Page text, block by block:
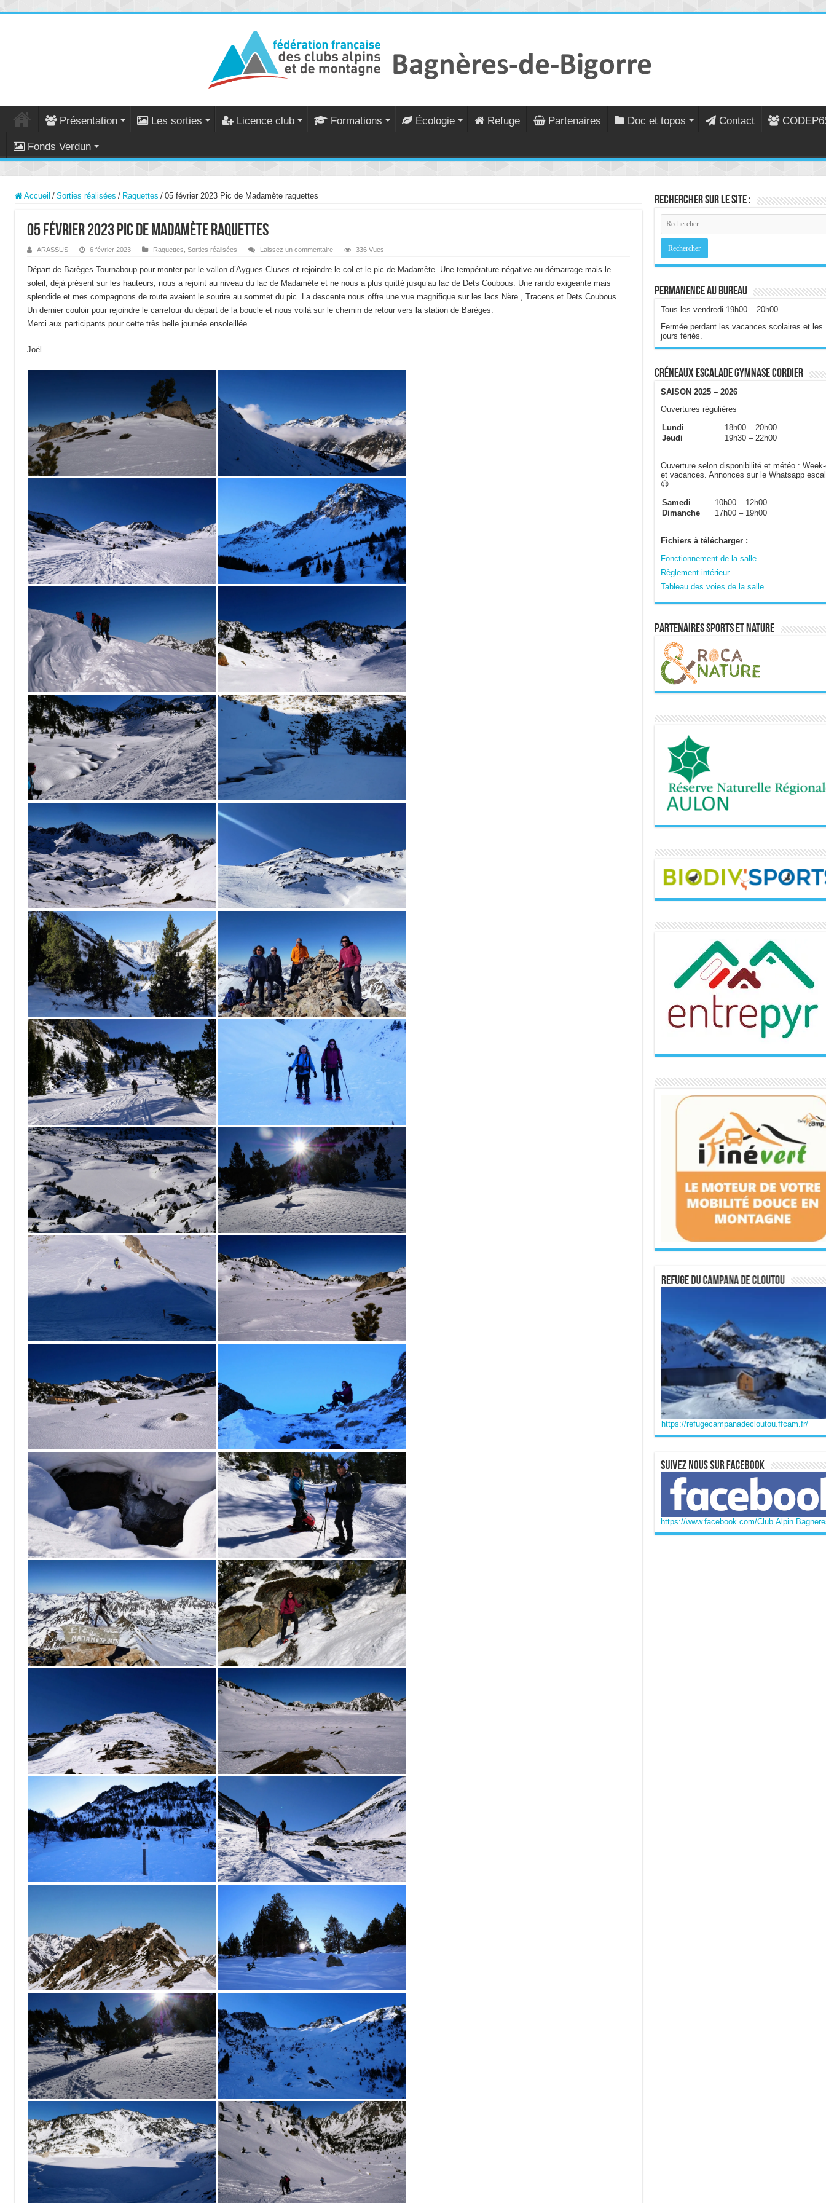
Présentation Les sorties Licence club Formations Écologie Refuge Partenaires Doc et topos Contact
Fonds Verdun
Accueil / Sorties réalisées / Raquettes / 05 février 2023 Pic de Madamète raquettes
05 février 2023 Pic de Madamète raquettes
ARASSUS 6 février 2023 Raquettes Sorties réalisées Laissez un commentaire 336 Vues
Départ de Barèges Tournaboup pour monter par le vallon d’Aygues Cluses et rejoindre le col et le pic de Madamète. Une température négative au démarrage mais le
soleil, déjà présent sur les hauteurs, nous a rejoint au niveau du lac de Madamète et ne nous a plus quitté jusqu’au lac de Dets Coubous. Une rando exigeante mais
splendide et mes compagnons de route avaient le sourire au sommet du pic. La descente nous offre une vue magnifique sur les lacs Nère , Tracens et Dets Coubous .
Un dernier couloir pour rejoindre le carrefour du départ de la boucle et nous voilà sur le chemin de retour vers la station de Barèges.
Merci aux participants pour cette très belle journée ensoleillée.
Joël
Rechercher sur le site :
Permanence au bureau
Tous les vendredi 19h00 – 20h00
Fermée perdant les vacances scolaires et les
jours fériés.
Créneaux escalade gymnase Cordier
SAISON 2025 – 2026
Ouvertures régulières
Lundi
18h00 – 20h00
Jeudi
19h30 – 22h00
Ouverture selon disponibilité et météo :
et vacances. Annonces sur le Whatsapp
😉
Samedi
10h00 – 12h00
Dimanche
17h00 – 19h00
Fichiers à télécharger :
Fonctionnement de la salle
Règlement intérieur
Tableau des voies de la salle
Partenaires sports et nature
https://refugecampanadecloutou.ffcam.fr/
https://www.facebook.com/